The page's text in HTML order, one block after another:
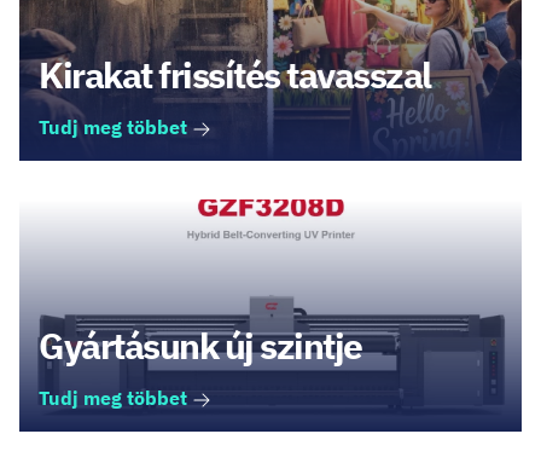
Kirakat frissítés tavasszal
Tudj meg többet
Gyártásunk új szintje
Tudj meg többet